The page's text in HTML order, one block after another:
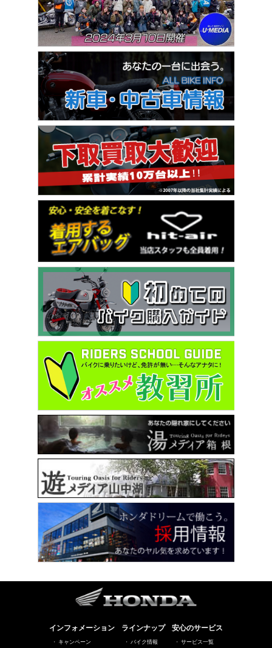
インフォメーション
キャンペーン
ラインナップ
バイク情報
安心のサービス
サービス一覧